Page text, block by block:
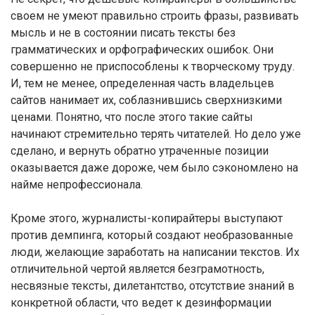
своем не умеют правильно строить фразы, развивать
мысль и не в состоянии писать тексты без
грамматических и орфографических ошибок. Они
совершенно не приспособлены к творческому труду.
И, тем не менее, определенная часть владельцев
сайтов нанимает их, соблазнившись сверхнизкими
ценами. Понятно, что после этого такие сайты
начинают стремительно терять читателей. Но дело уже
сделано, и вернуть обратно утраченные позиции
оказывается даже дороже, чем было сэкономлено на
найме непрофессионала.
Кроме этого, журналисты-копирайтеры выступают
против демпинга, который создают необразованные
люди, желающие заработать на написании текстов. Их
отличительной чертой является безграмотность,
несвязные тексты, дилетантство, отсутствие знаний в
конкретной области, что ведет к дезинформации